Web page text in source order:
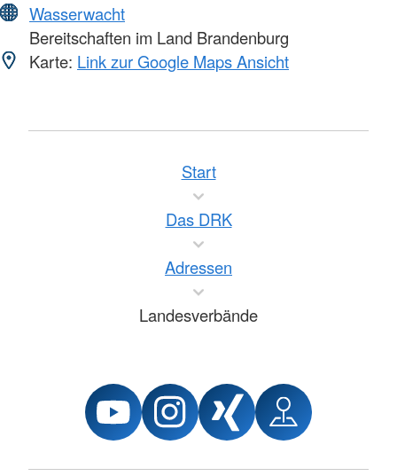
Wasserwacht
Bereitschaften im Land Brandenburg
Karte: Link zur Google Maps Ansicht
Start
Das DRK
Adressen
Landesverbände